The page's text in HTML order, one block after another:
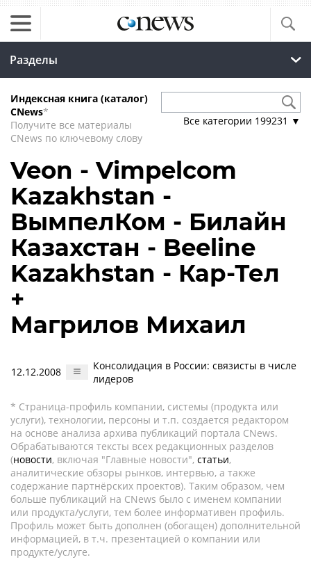
Разделы
Индексная книга (каталог)
CNews*
Получите все материалы
CNews по ключевому слову
Все категории 199231 ▼
Veon - Vimpelcom
Kazakhstan -
ВымпелКом - Билайн
Казахстан - Beeline
Kazakhstan - Кар-Тел
+
Магрилов Михаил
12.12.2008
Консолидация в России: связисты в числе
лидеров
* Страница-профиль компании, системы (продукта или
услуги), технологии, персоны и т.п. создается редактором
на основе анализа архива публикаций портала CNews.
Обрабатываются тексты всех редакционных разделов
(новости, включая "Главные новости", статьи,
аналитические обзоры рынков, интервью, а также
содержание партнёрских проектов). Таким образом, чем
больше публикаций на CNews было с именем компании
или продукта/услуги, тем более информативен профиль.
Профиль может быть дополнен (обогащен) дополнительной
информацией, в т.ч. презентацией о компании или
продукте/услуге.